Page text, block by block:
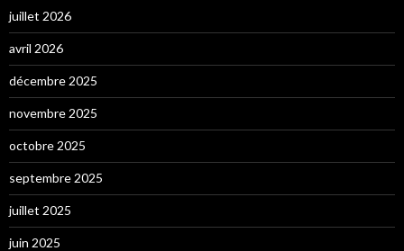
juillet 2026
avril 2026
décembre 2025
novembre 2025
octobre 2025
septembre 2025
juillet 2025
juin 2025